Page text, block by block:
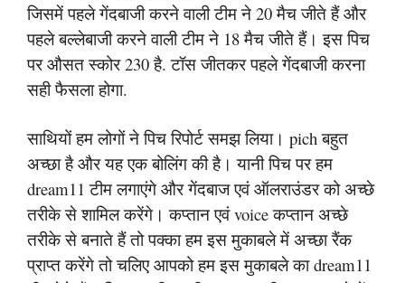
जिसमें पहले गेंदबाजी करने वाली टीम ने 20 मैच जीते हैं और
पहले बल्लेबाजी करने वाली टीम ने 18 मैच जीते हैं। इस पिच
पर औसत स्कोर 230 है. टॉस जीतकर पहले गेंदबाजी करना
सही फैसला होगा.
साथियों हम लोगों ने पिच रिपोर्ट समझ लिया। pich बहुत
अच्छा है और यह एक बोलिंग की है। यानी पिच पर हम
dream11 टीम लगाएंगे और गेंदबाज एवं ऑलराउंडर को अच्छे
तरीके से शामिल करेंगे। कप्तान एवं voice कप्तान अच्छे
तरीके से बनाते हैं तो पक्का हम इस मुकाबले में अच्छा रैंक
प्राप्त करेंगे तो चलिए आपको हम इस मुकाबले का dream11